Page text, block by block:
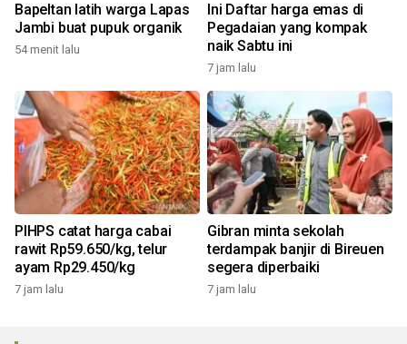
Bapeltan latih warga Lapas
Jambi buat pupuk organik
54 menit lalu
Ini Daftar harga emas di
Pegadaian yang kompak
naik Sabtu ini
7 jam lalu
PIHPS catat harga cabai
rawit Rp59.650/kg, telur
ayam Rp29.450/kg
7 jam lalu
Gibran minta sekolah
terdampak banjir di Bireuen
segera diperbaiki
7 jam lalu